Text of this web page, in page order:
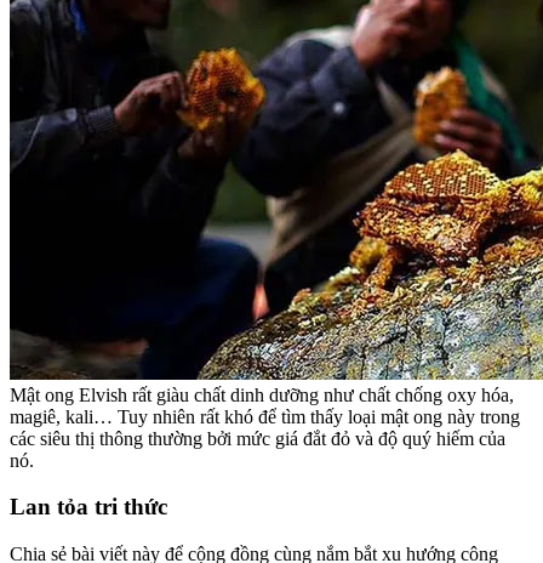
Mật ong Elvish rất giàu chất dinh dưỡng như chất chống oxy hóa,
magiê, kali… Tuy nhiên rất khó để tìm thấy loại mật ong này trong
các siêu thị thông thường bởi mức giá đắt đỏ và độ quý hiếm của
nó.
Lan tỏa tri thức
Chia sẻ bài viết này để cộng đồng cùng nắm bắt xu hướng công